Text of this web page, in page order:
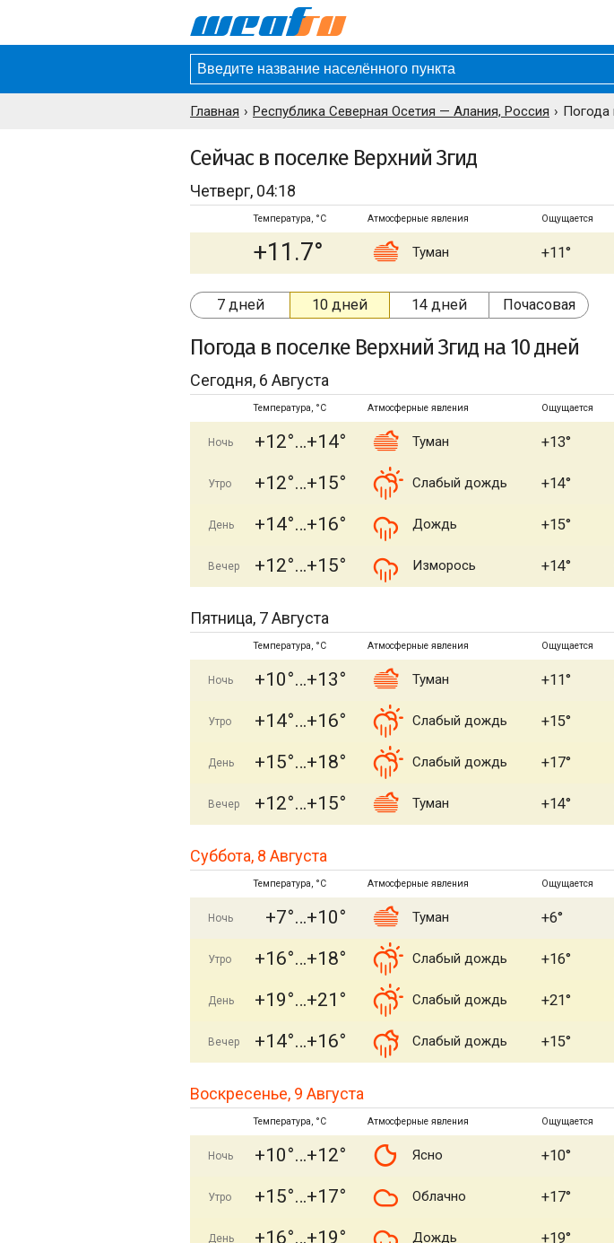
Главная Республика Северная Осетия — Алания, Россия Погода
Сейчас в поселке Верхний Згид
Четверг, 04:18
Температура, °C Атмосферные явления Ощущается
+11.7° Туман +11°
7 дней 10 дней 14 дней Почасовая
Погода в поселке Верхний Згид на 10 дней
Сегодня, 6 Августа
Температура, °C Атмосферные явления Ощущается
Ночь +12° +14° Туман +13°
Утро +12° +15° Слабый дождь +14°
День +14° +16° Дождь +15°
Вечер +12° +15° Изморось +14°
Пятница, 7 Августа
Температура, °C Атмосферные явления Ощущается
Ночь +10° +13° Туман +11°
Утро +14° +16° Слабый дождь +15°
День +15° +18° Слабый дождь +17°
Вечер +12° +15° Туман +14°
Суббота, 8 Августа
Температура, °C Атмосферные явления Ощущается
Ночь +7° +10° Туман +6°
Утро +16° +18° Слабый дождь +16°
День +19° +21° Слабый дождь +21°
Вечер +14° +16° Слабый дождь +15°
Воскресенье, 9 Августа
Температура, °C Атмосферные явления Ощущается
Ночь +10° +12° Ясно +10°
Утро +15° +17° Облачно +17°
День +16° +19° Дождь +19°